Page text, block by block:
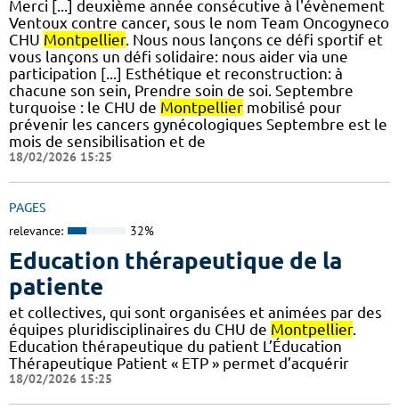
Merci [...] deuxième année consécutive à l'évènement
Ventoux contre cancer, sous le nom Team Oncogyneco
CHU Montpellier. Nous nous lançons ce défi sportif et
vous lançons un défi solidaire: nous aider via une
participation [...] Esthétique et reconstruction: à
chacune son sein, Prendre soin de soi. Septembre
turquoise : le CHU de Montpellier mobilisé pour
prévenir les cancers gynécologiques Septembre est le
mois de sensibilisation et de
18/02/2026 15:25
PAGES
relevance: 32%
Education thérapeutique de la
patiente
et collectives, qui sont organisées et animées par des
équipes pluridisciplinaires du CHU de Montpellier.
Education thérapeutique du patient L’Éducation
Thérapeutique Patient « ETP » permet d’acquérir
18/02/2026 15:25